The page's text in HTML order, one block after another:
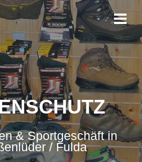
Zum
Inhalt
springen
& Sportgeschäft in
/ Fulda